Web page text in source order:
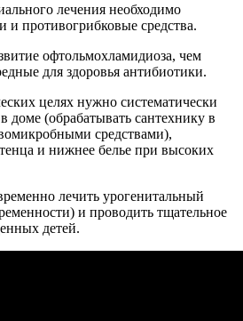
лечения необходимо
и противогрибковые средства.
офтольмохламидиоза, чем
для здоровья антибиотики.
целях нужно систематически
доме (обрабатывать сантехнику в
средствами),
и нижнее белье при высоких
лечить урогенитальный
и проводить тщательное
детей.